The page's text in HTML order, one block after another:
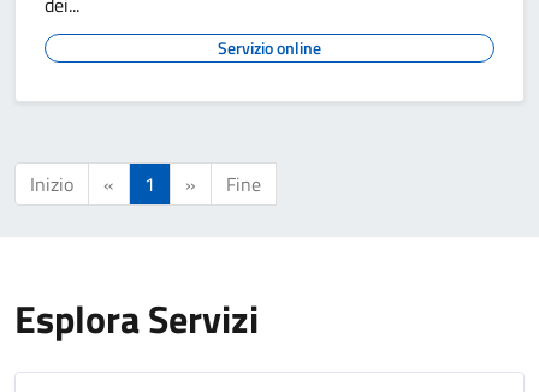
Servizio online
Inizio « 1 » Fine
Esplora Servizi